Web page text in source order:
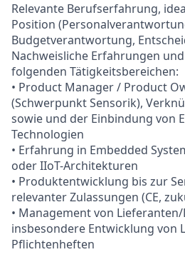
Relevante Berufserfahrung,
Position
Budgetverantwortung,
Nachweisliche Erfahrungen
folgenden Tätigkeitsbereichen:
• Product Manager / Product
(Schwerpunkt Sensorik),
sowie und der Einbindung von
Technologien
• Erfahrung in Embedded
oder IIoT-Architekturen
• Produktentwicklung bis zur
relevanter Zulassungen (CE,
• Management von
insbesondere Entwicklung von
Pflichtenheften